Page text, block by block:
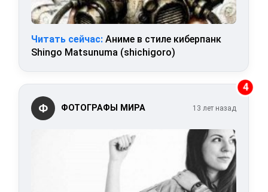
Читать сейчас: Аниме в стиле киберпанк
Shingo Matsunuma (shichigoro)
4
Ф ФОТОГРАФЫ МИРА 13 лет назад